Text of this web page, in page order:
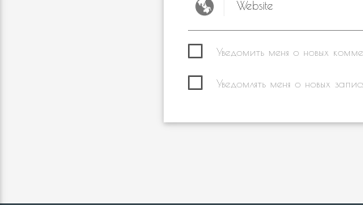
Уведомить меня о новых
Уведомлять меня о новых